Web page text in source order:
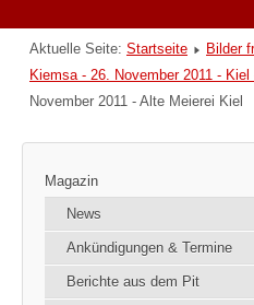
Aktuelle Seite: Startseite Bilder
Kiemsa - 26. November 2011 -
November 2011 - Alte Meierei Kiel
Magazin
News
Ankündigungen & Termine
Berichte aus dem Pit